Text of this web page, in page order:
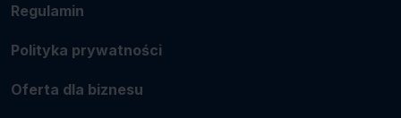
Regulamin
Polityka prywatności
Oferta dla biznesu